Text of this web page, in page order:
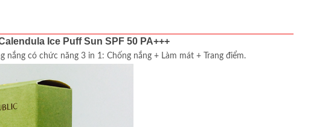
Ice Puff Sun SPF 50 PA+++
có chức năng 3 in 1: Chống nắng + Làm mát + Trang điểm.